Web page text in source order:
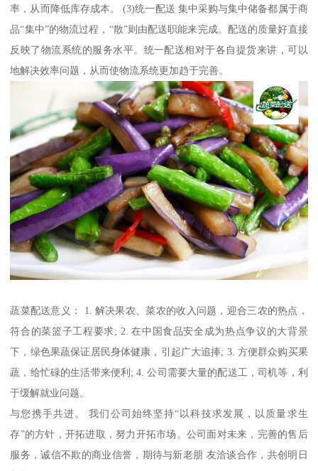
率，从而降低库存成本。 (3)统一配送 集中采购与集中储备都属于商
品“集中”的物流过程，“散”则由配送职能来完成。配送的质量好直接
反映了物流系统的服务水平。统一配送相对于各自提货来讲，可以
地解决效率问题，从而使物流系统更加趋于完善。
蔬菜配送意义： 1. 解决果农、菜农的收入问题，迎合三农的热点，
符合的菜篮子工程要求; 2. 在中国食品安全成为热点争议的大背景
下，绿色果蔬保证居民身体健康，引起广大追捧; 3. 方便群众购买果
蔬，给忙碌的生活带来便利; 4. 公司需要大量的配送工，司机等，利
于缓解就业问题。
与您携手共进。 我们公司始终坚持“以科技求发展，以质量求生
存”的方针，开拓进取，努力开拓市场。公司面对未来，完善的售后
服务，诚信不欺的商业信誉，期待与新老朋 友洽谈合作，共创明日